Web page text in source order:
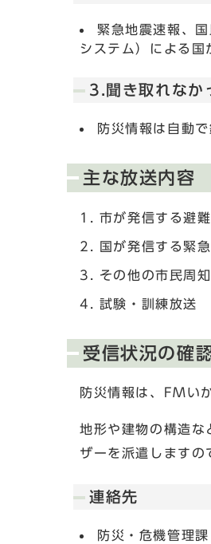
緊急地震速報、
システム）による国
3.聞き取れなか
防災情報は自動
主な放送内容
市が発信する避
国が発信する緊
その他の市民周
試験・訓練放送
受信状況の確
防災情報は、FMい
地形や建物の構造な
ザーを派遣しますの
連絡先
防災・危機管理課